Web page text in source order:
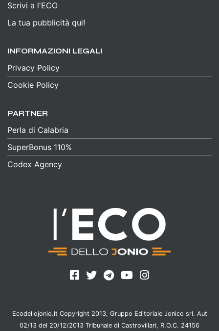
Scrivi a l'ECO
La tua pubblicità qui!
INFORMAZIONI LEGALI
Privacy Policy
Cookie Policy
PARTNER
Perla di Calabria
SuperBonus 110%
Codex Agency
Ecodellojonio.it Copyright 2013, Gruppo Editoriale Jonico srl. Aut
02/13 del 20/12/2013 Tribunale di Castrovillari, R.O.C. 24156